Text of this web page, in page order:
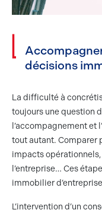
décisions
La difficulté à
toujours une question
l’accompagnement et
tout autant. Comparer
impacts
l’entreprise… Ces
immobilier
L’intervention d’un